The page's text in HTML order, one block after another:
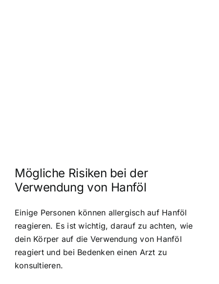
Mögliche Risiken bei der
Verwendung von Hanföl
Einige Personen können allergisch auf Hanföl
reagieren. Es ist wichtig, darauf zu achten, wie
dein Körper auf die Verwendung von Hanföl
reagiert und bei Bedenken einen Arzt zu
konsultieren.